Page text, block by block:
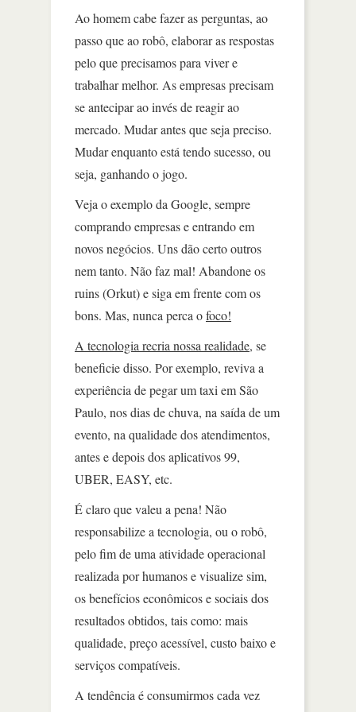
Ao homem cabe fazer as perguntas, ao
passo que ao robô, elaborar as respostas
pelo que precisamos para viver e
trabalhar melhor. As empresas precisam
se antecipar ao invés de reagir ao
mercado. Mudar antes que seja preciso.
Mudar enquanto está tendo sucesso, ou
seja, ganhando o jogo.
Veja o exemplo da Google, sempre
comprando empresas e entrando em
novos negócios. Uns dão certo outros
nem tanto. Não faz mal! Abandone os
ruins (Orkut) e siga em frente com os
bons. Mas, nunca perca ofoco!
A tecnologia recria nossa realidade, se
beneficie disso. Por exemplo, reviva a
experiência de pegar um taxi em São
Paulo, nos dias de chuva, na saída de um
evento, na qualidade dos atendimentos,
antes e depois dos aplicativos 99,
UBER, EASY, etc.
É claro que valeu a pena! Não
responsabilize a tecnologia, ou o robô,
pelo fim de uma atividade operacional
realizada por humanos e visualize sim,
os benefícios econômicos e sociais dos
resultados obtidos, tais como: mais
qualidade, preço acessível, custo baixo e
serviços compatíveis.
A tendência é consumirmos cada vez